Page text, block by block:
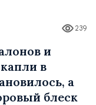
239
и
в
а
блеск